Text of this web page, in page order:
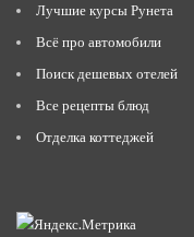
Лучшие курсы Рунета
Всё про автомобили
Поиск дешевых отелей
Все рецепты блюд
Отделка коттеджей